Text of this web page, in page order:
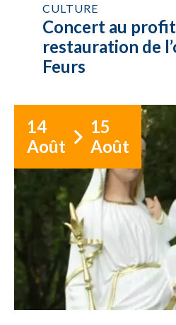
CULTURE
Concert au
restauration de
Feurs
14
Août
15
Août